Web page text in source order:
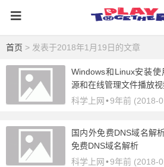
首页 > 发表于2018年1月19日的文章
Windows和Linux安装
源和在线管理文件播放
科学上网 •9年前 (2018-
国内外免费DNS域名解
免费DNS域名解析
科学上网 •9年前 (2018-